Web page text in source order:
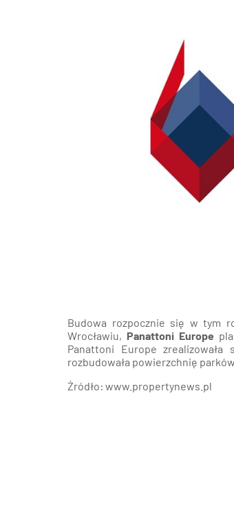
Budowa rozpocznie się w tym
Wrocławiu, Panattoni Europe
Panattoni Europe
rozbudowała powierzchnię
Źródło: www.propertynews.pl